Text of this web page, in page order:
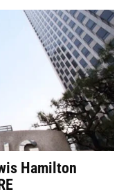
Hamilton